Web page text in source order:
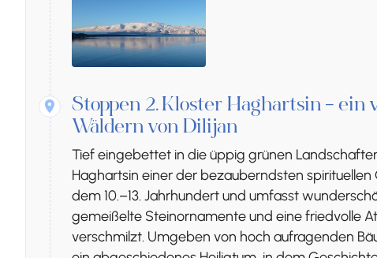
Stoppen 2. Kloster Haghartsin – ein
Wäldern von Dilijan
Tief eingebettet in die üppig grünen
Haghartsin einer der bezauberndsten
dem 10.–13. Jahrhundert und umfasst
gemeißelte Steinornamente und eine friedvolle
verschmilzt. Umgeben von hoch aufragenden